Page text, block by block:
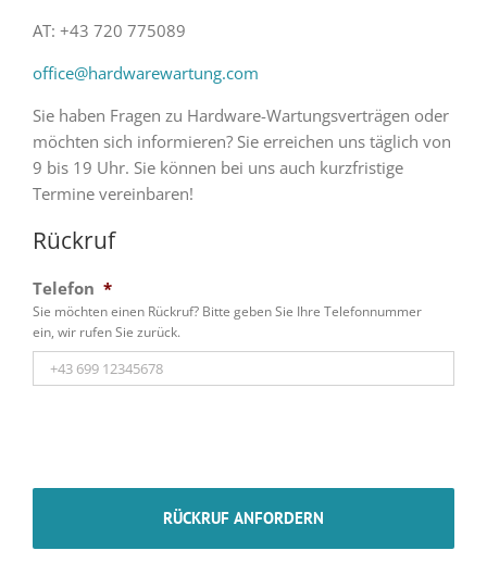
AT: +43 720 775089
office@hardwarewartung.com
Sie haben Fragen zu Hardware-Wartungsverträgen oder
möchten sich informieren? Sie erreichen uns täglich von
9 bis 19 Uhr. Sie können bei uns auch kurzfristige
Termine vereinbaren!
Rückruf
Telefon *
Sie möchten einen Rückruf? Bitte geben Sie Ihre Telefonnummer
ein, wir rufen Sie zurück.